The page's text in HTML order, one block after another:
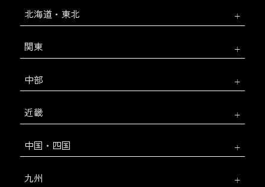
北海道・東北
関東
中部
近畿
中国・四国
九州